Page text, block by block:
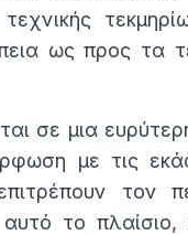
ως προς τα
σε μια
με τις
τον
το